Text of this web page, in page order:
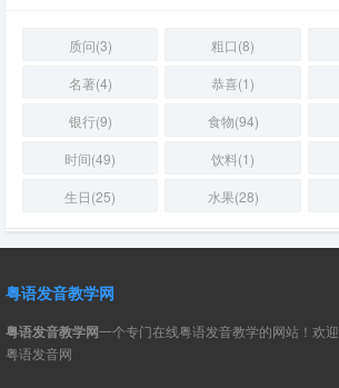
质问(3) 粗口(8)
名著(4)
恭喜(1)
银行(9)
食物(94)
时间(49)
饮料(1)
生日(25)
水果(28)
粤语发音教学网
粤语发音教学网一个专门在线粤语发音教学的网站！欢
粤语发音网